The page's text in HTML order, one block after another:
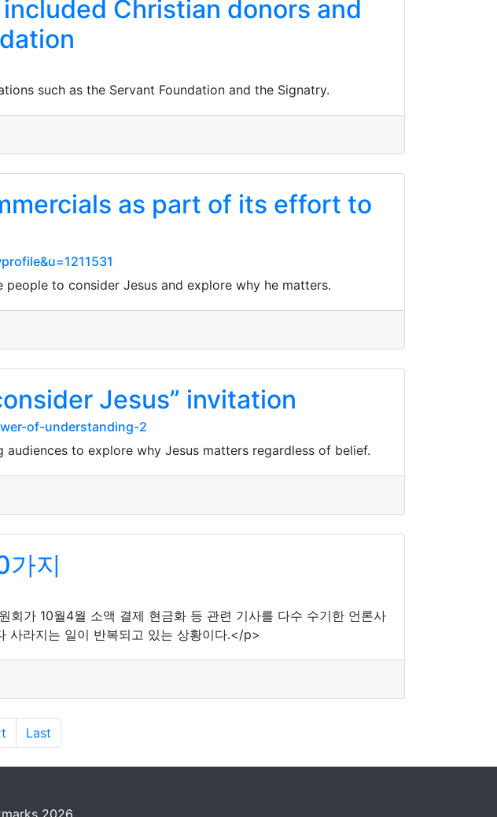
Christian donors and
such as the Servant Foundation and the Signatry.
as part of its effort to
to consider Jesus and explore why he matters.
Jesus” invitation
of-understanding-2
to explore why Jesus matters regardless of belief.
가지
가 10월4월 소액 결제 현금화 등 관련 기사를 다수 수기한 언론사
사라지는 일이 반복되고 있는 상황이다.</p>
Last
2026